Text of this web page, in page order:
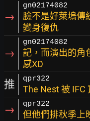
→
gn02174082
臉不是好萊塢傳
變身復仇
→
gn02174082
記，而演出的角
感XD
推 qpr322
The Nest 被 IFC
→ qpr322
但他們排秋季上